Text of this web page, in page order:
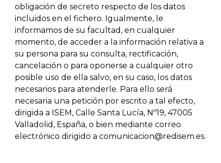
obligación de secreto respecto de los datos
incluidos en el fichero. Igualmente, le
informamos de su facultad, en cualquier
momento, de acceder a la información relativa a
su persona para su consulta, rectificación,
cancelación o para oponerse a cualquier otro
posible uso de ella salvo, en su caso, los datos
necesarios para atenderle. Para ello será
necesaria una petición por escrito a tal efecto,
dirigida a ISEM, Calle Santa Lucía, Nº19, 47005
Valladolid, España, o bien mediante correo
electrónico dirigido a comunicacion@redisem.es.